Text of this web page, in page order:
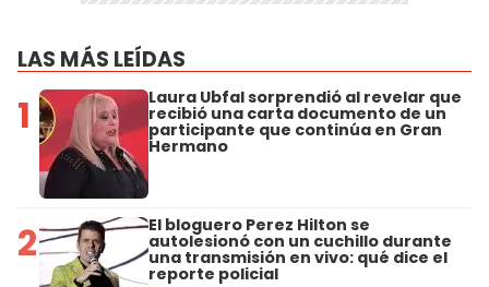
LAS MÁS LEÍDAS
1 Laura Ubfal sorprendió al revelar que
recibió una carta documento de un
participante que continúa en Gran
Hermano
2 El bloguero Perez Hilton se
autolesionó con un cuchillo durante
una transmisión en vivo: qué dice el
reporte policial